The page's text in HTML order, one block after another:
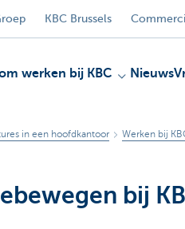
KBC Brussels
werken bij KBC Nieuws
in een hoofdkantoor Werken bij
bij